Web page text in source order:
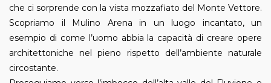
che ci sorprende con la vista mozzafiato del Monte Vettore.
Scopriamo il Mulino Arena in un luogo incantato, un
esempio di come l’uomo abbia la capacità di creare opere
architettoniche nel pieno rispetto dell’ambiente naturale
circostante.